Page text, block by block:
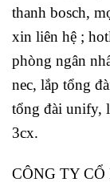
thanh bosch,
xin liên hệ ;
phòng ngân
nec, lắp tổng
tổng đài unify,
3cx.
CÔNG TY